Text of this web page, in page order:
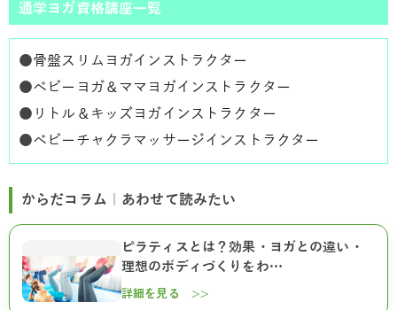
通学ヨガ資格講座一覧
●骨盤スリムヨガインストラクター
●ベビーヨガ＆ママヨガインストラクター
● リトル＆キッズヨガインストラクター
●ベビーチャクラマッサージインストラクター
からだコラム｜あわせて読みたい
ピラティスとは？効果・ヨガとの違い・
理想のボディづくりをわ…
詳細を見る >>